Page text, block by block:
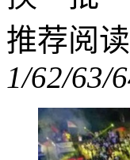
推荐阅读
1/62/63/6